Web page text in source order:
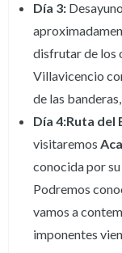
Día 3:
disfrutar de los
Villavicencio
de las
Día 4:Ruta del
visitaremos
conocida por
Podremos
vamos a
imponentes